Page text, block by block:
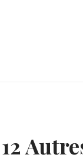
12